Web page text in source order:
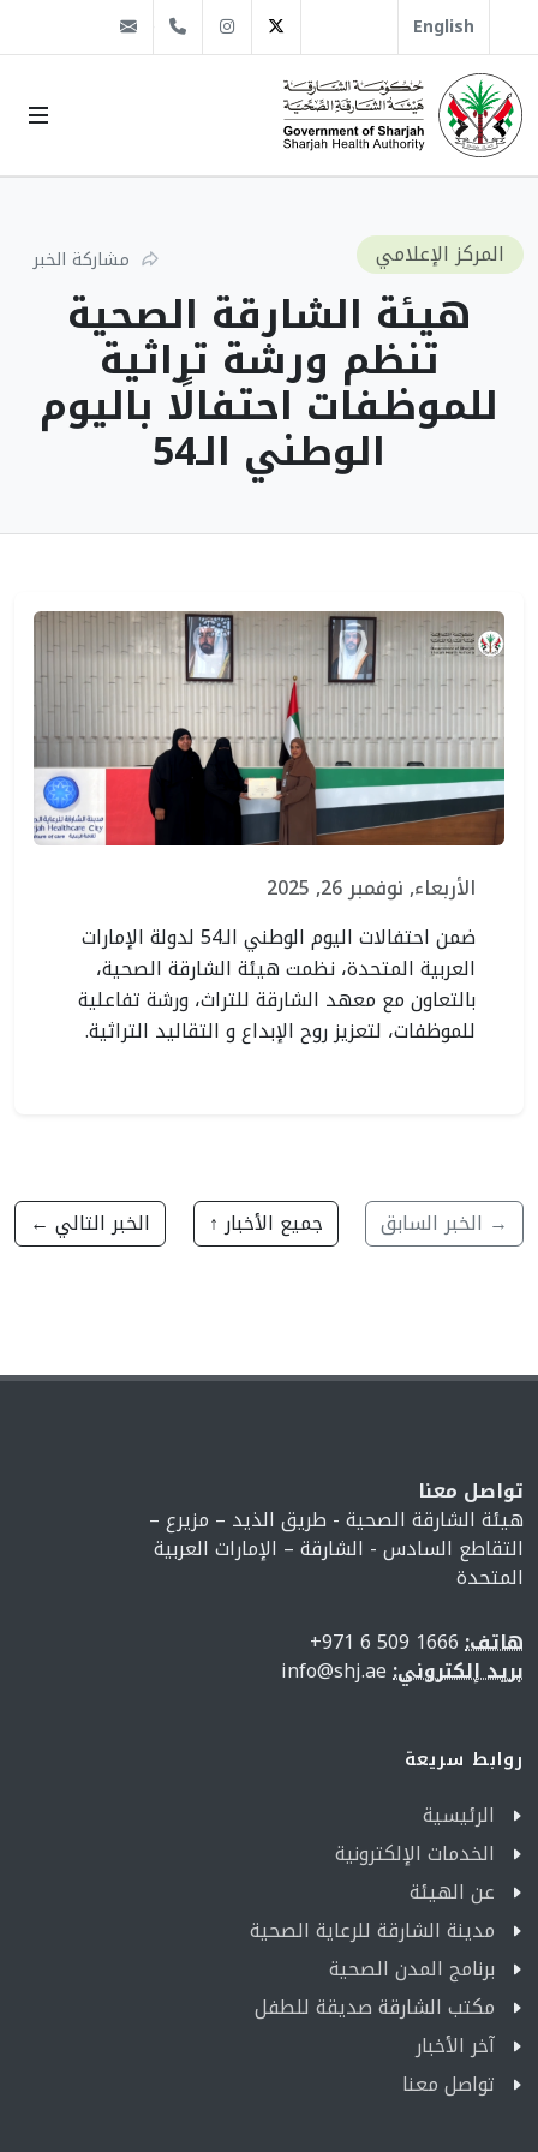
English
Twitter
Instagram
1666 509 6 971+
المركز الإعلامي مشاركة الخبر
هيئة الشارقة الصحية
تنظم ورشة تراثية
للموظفات احتفالًا باليوم
الوطني الـ54
الأربعاء, نوفمبر 26, 2025
ضمن احتفالات اليوم الوطني الـ54 لدولة الإمارات
العربية المتحدة، نظمت هيئة الشارقة الصحية،
بالتعاون مع معهد الشارقة للتراث، ورشة تفاعلية
للموظفات، لتعزيز روح الإبداع و التقاليد التراثية.
→ الخبر السابق جميع الأخبار ↑ الخبر التالي ←
تواصل معنا
هيئة الشارقة الصحية - طريق الذيد – مزيرع –
التقاطع السادس - الشارقة – الإمارات العربية
المتحدة
هاتف:
بريد إلكتروني:
روابط سريعة
الرئيسية
الخدمات الإلكترونية
عن الهيئة
مدينة الشارقة للرعاية الصحية
برنامج المدن الصحية
مكتب الشارقة صديقة للطفل
آخر الأخبار
تواصل معنا